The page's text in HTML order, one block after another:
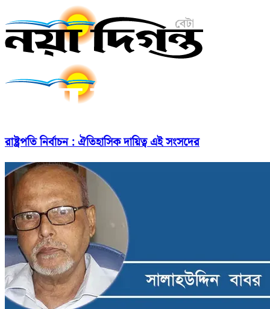
রাষ্ট্রপতি নির্বাচন : ঐতিহাসিক দায়িত্ব এই সংসদের